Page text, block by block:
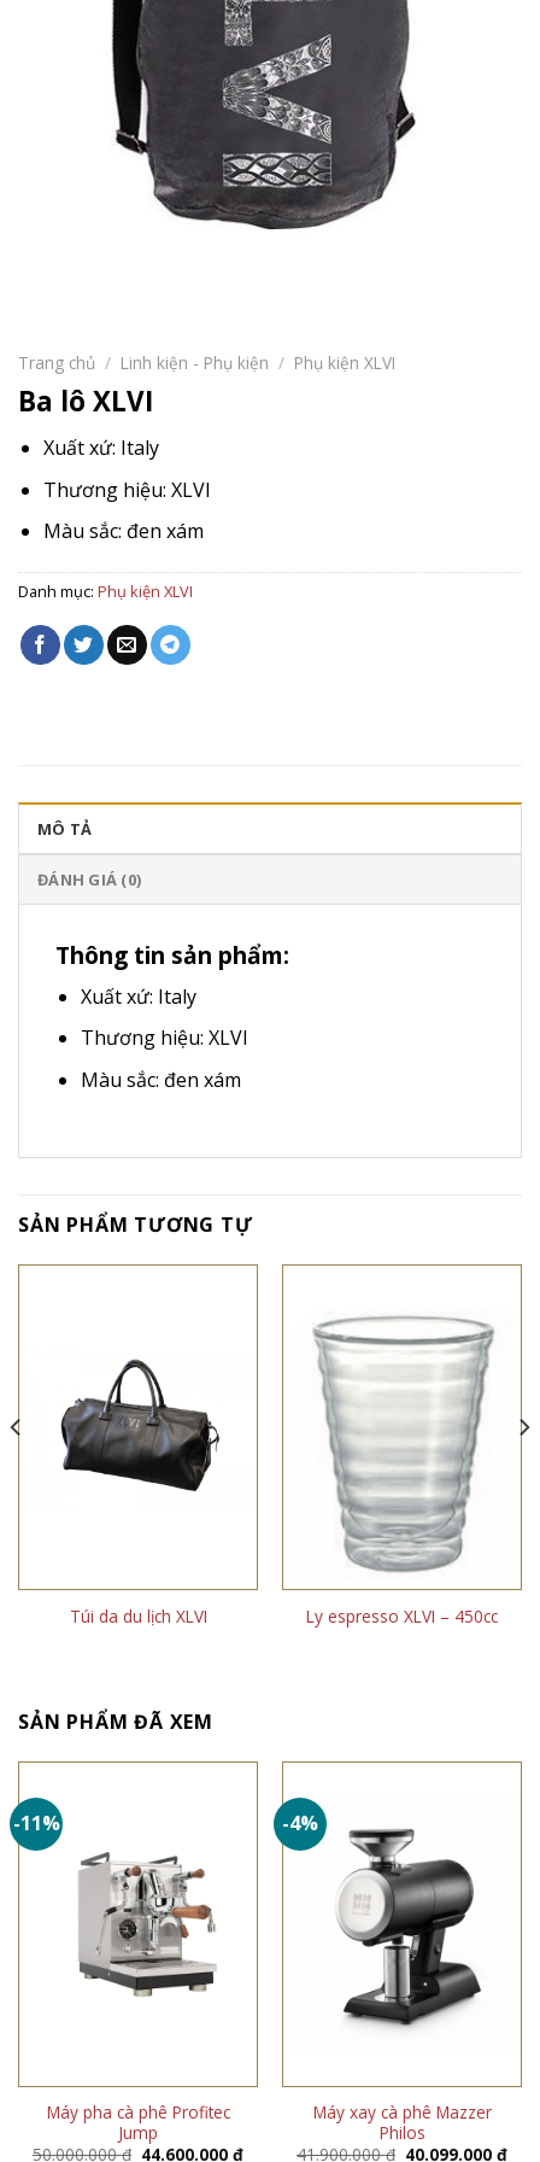
Trang chủ / Linh kiện - Phụ kiện / Phụ kiện XLVI
Ba lô XLVI
Xuất xứ: Italy
Thương hiệu: XLVI
Màu sắc: đen xám
Danh mục: Phụ kiện XLVI
MÔ TẢ
ĐÁNH GIÁ (0)
Thông tin sản phẩm:
Xuất xứ: Italy
Thương hiệu: XLVI
Màu sắc: đen xám
SẢN PHẨM TƯƠNG TỰ
Túi da du lịch XLVI Ly espresso XLVI – 450cc
SẢN PHẨM ĐÃ XEM
-11%
Máy pha cà phê Profitec
Jump
50.000.000₫ Giá
44.600.000₫Giá
-4%
Máy xay cà phê Mazzer
Philos
41.900.000₫ Giá
40.099.000₫Giá